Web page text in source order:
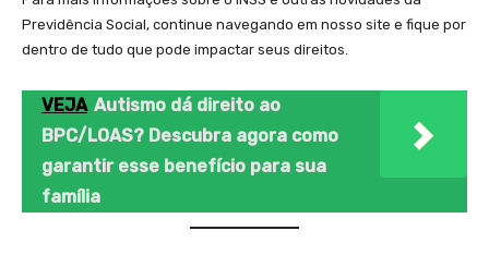
Previdência Social, continue navegando em nosso site e fique por
dentro de tudo que pode impactar seus direitos.
VEJA Autismo dá direito ao
BPC/LOAS? Descubra agora como
garantir esse benefício para sua
família